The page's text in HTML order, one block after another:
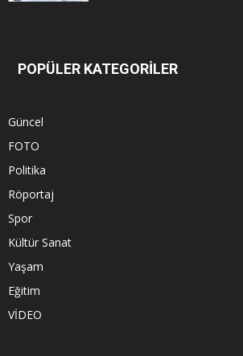
POPÜLER KATEGORİLER
Güncel
FOTO
Politika
Röportaj
Spor
Kültür Sanat
Yaşam
Eğitim
VİDEO